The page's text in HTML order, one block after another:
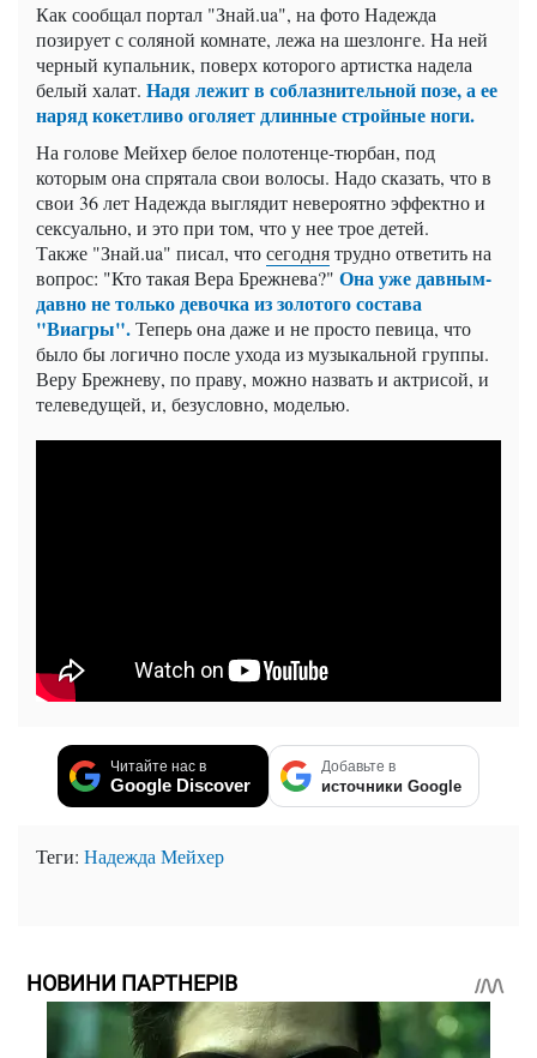
Как сообщал портал "Знай.ua", на фото Надежда
позирует с соляной комнате, лежа на шезлонге. На ней
черный купальник, поверх которого артистка надела
белый халат. Надя лежит в соблазнительной позе, а ее
наряд кокетливо оголяет длинные стройные ноги.
На голове Мейхер белое полотенце-тюрбан, под
которым она спрятала свои волосы. Надо сказать, что в
свои 36 лет Надежда выглядит невероятно эффектно и
сексуально, и это при том, что у нее трое детей.
Также "Знай.ua" писал, чтосегоднятрудно ответить на
вопрос: "Кто такая Вера Брежнева?" Она уже давным-
давно не только девочка из золотого состава
"Виагры".Теперь она даже и не просто певица, что
было бы логично после ухода из музыкальной группы.
Веру Брежневу, по праву, можно назвать и актрисой, и
телеведущей, и, безусловно, моделью.
Читайте нас в
Google Discover
Добавьте в
источники Google
Теги: Надежда Мейхер
НОВИНИ ПАРТНЕРІВ